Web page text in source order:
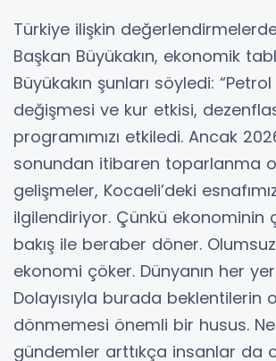
Türkiye ilişkin
Başkan Büyükakın, ekonomik
Büyükakın şunları söyledi: “Petrol
değişmesi ve kur etkisi,
programımızı etkiledi. Ancak 2026
sonundan itibaren toparlanma
gelişmeler, Kocaeli’deki
ilgilendiriyor. Çünkü ekonominin
bakış ile beraber döner.
ekonomi çöker. Dünyanın her
Dolayısıyla burada beklentilerin
dönmemesi önemli bir husus.
gündemler arttıkça insanlar da